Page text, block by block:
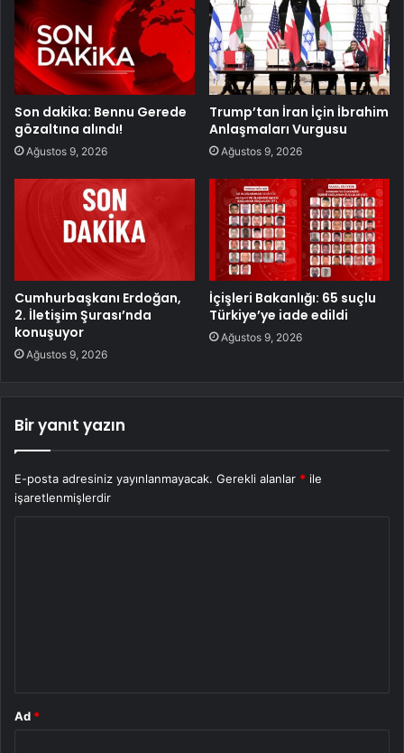
Son dakika: Bennu Gerede
gözaltına alındı!
Ağustos 9, 2026
Trump’tan İran İçin İbrahim
Anlaşmaları Vurgusu
Ağustos 9, 2026
Cumhurbaşkanı Erdoğan,
2. İletişim Şurası’nda
konuşuyor
Ağustos 9, 2026
İçişleri Bakanlığı: 65 suçlu
Türkiye’ye iade edildi
Ağustos 9, 2026
Bir yanıt yazın
E-posta adresiniz yayınlanmayacak. Gerekli alanlar * ile
işaretlenmişlerdir
Ad *